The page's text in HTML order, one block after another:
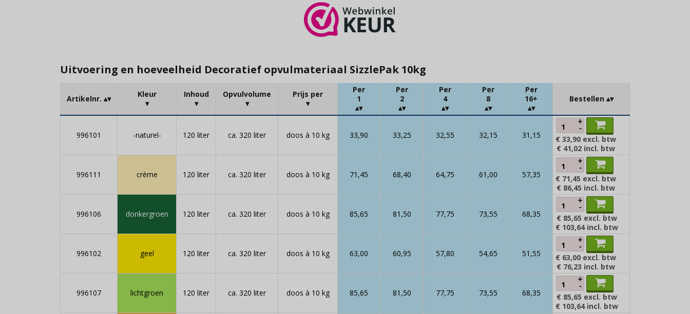
Uitvoering en hoeveelheid Decoratief opvulmateriaal SizzlePak 10kg
Artikelnr. Kleur Inhoud Opvulvolume Prijs per
Per
1
Per
2
Per
4
Per
8
Per
16+
Bestellen
996101 -naturel- 120 liter ca. 320 liter doos à 10 kg 33,90 33,25 32,55 32,15 31,15
+
-
€ 33,90 excl. btw
€ 41,02 incl. btw
996111 crème 120 liter ca. 320 liter doos à 10 kg 71,45 68,40 64,75 61,00 57,35
+
-
€ 71,45 excl. btw
€ 86,45 incl. btw
996106 donkergroen 120 liter ca. 320 liter doos à 10 kg 85,65 81,50 77,75 73,55 68,35
+
-
€ 85,65 excl. btw
€ 103,64incl. btw
996102 geel 120 liter ca. 320 liter doos à 10 kg 63,00 60,95 57,80 54,65 51,55
+
-
€ 63,00 excl. btw
€ 76,23 incl. btw
996107 lichtgroen 120 liter ca. 320 liter doos à 10 kg 85,65 81,50 77,75 73,55 68,35
+
-
€ 85,65 excl. btw
€ 103,64incl. btw